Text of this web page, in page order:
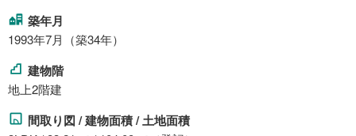
築年月
1993年7月（築34年）
建物階
地上2階建
間取り図 / 建物面積 / 土地面積